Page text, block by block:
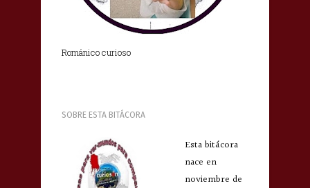
Románico curioso
SOBRE ESTA BITÁCORA
Esta bitácora
nace en
noviembre de